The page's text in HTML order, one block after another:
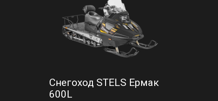
Снегоход STELS Ермак
600L